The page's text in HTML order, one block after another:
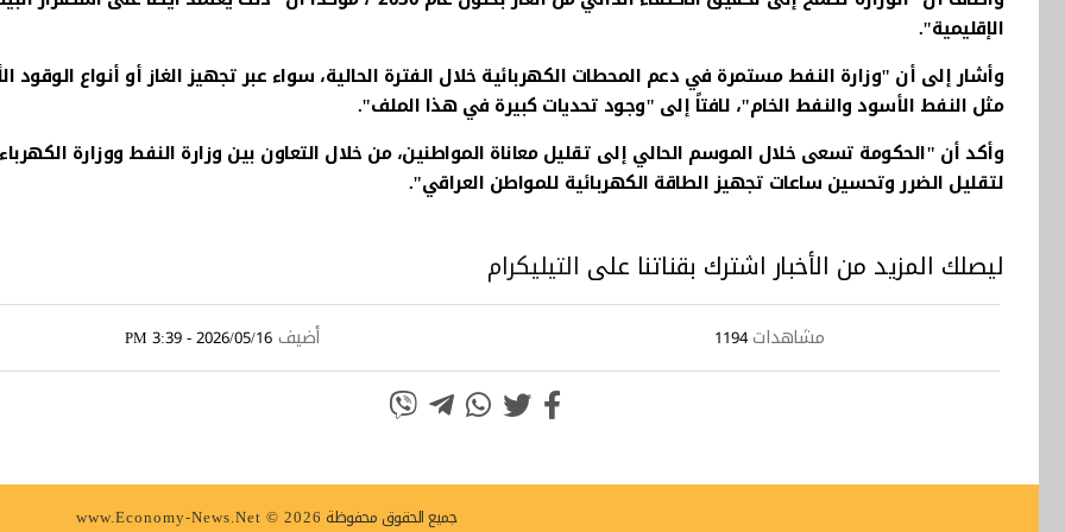
الإقليمية".
وأشار إلى أن "وزارة النفط مستمرة في دعم المحطات الكهربائية خلال الفترة الحالية، سواء عبر تجهيز الغاز أو أنواع الوقود
مثل النفط الأسود والنفط الخام"، لافتاً إلى "وجود تحديات كبيرة في هذا الملف".
وأكد أن "الحكومة تسعى خلال الموسم الحالي إلى تقليل معاناة المواطنين، من خلال التعاون بين وزارة النفط ووزارة الكهرباء
لتقليل الضرر وتحسين ساعات تجهيز الطاقة الكهربائية للمواطن العراقي".
ليصلك المزيد من الأخبار اشترك بقناتنا على التيليكرام
مشاهدات1194 أضيف 2026/05/16 - 3:39 PM
جميع الحقوق محفوظة www.Economy-News.Net © 2026